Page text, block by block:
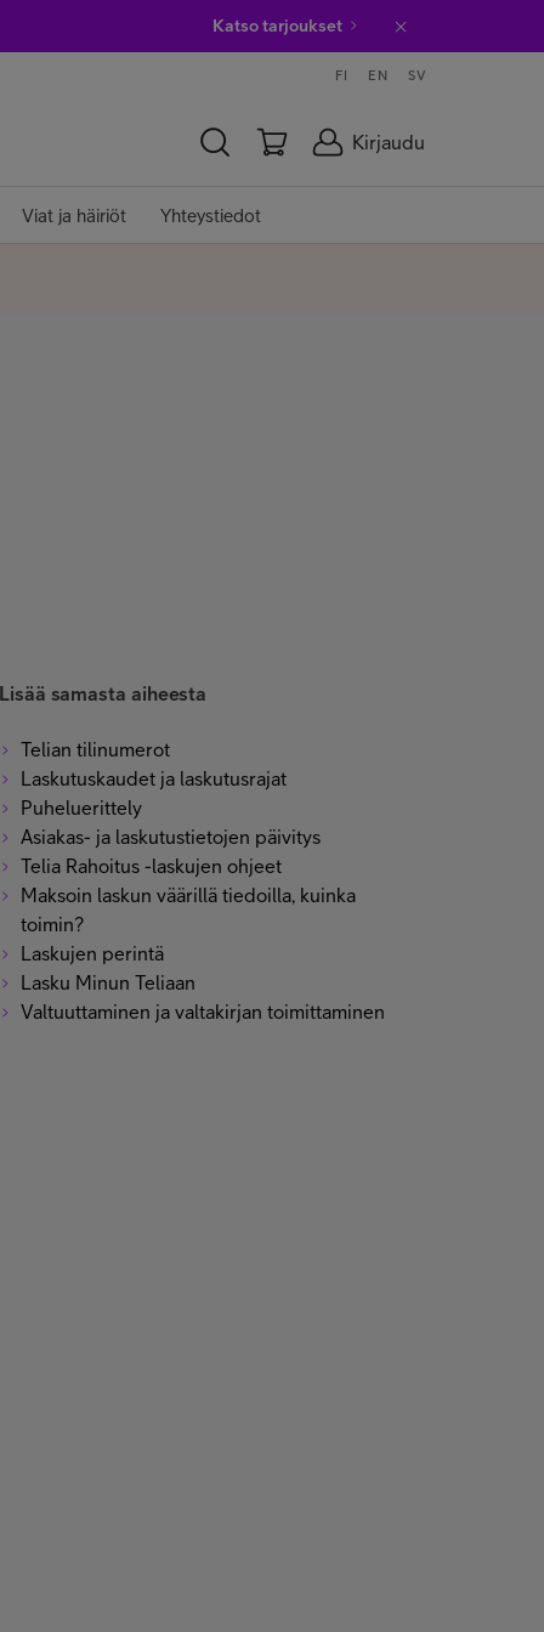
Katso tarjoukset
FI EN SV
Kirjaudu
Viat ja häiriöt Yhteystiedot
Lisää samasta aiheesta
Telian tilinumerot
Laskutuskaudet ja laskutusrajat
Puheluerittely
Asiakas- ja laskutustietojen päivitys
Telia Rahoitus -laskujen ohjeet
Maksoin laskun väärillä tiedoilla, kuinka
toimin?
Laskujen perintä
Lasku Minun Teliaan
Valtuuttaminen ja valtakirjan toimittaminen